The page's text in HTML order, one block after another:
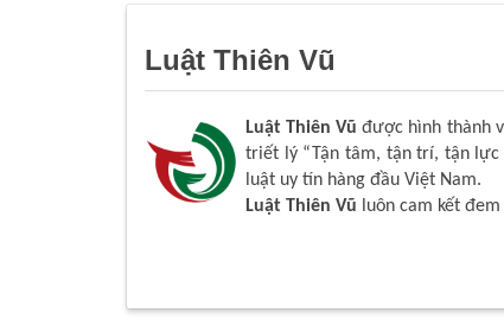
Luật Thiên Vũ
Luật Thiên Vũ được hình thành
triết lý “Tận tâm, tận trí, tận lực
luật uy tín hàng đầu Việt Nam.
Luật Thiên Vũ luôn cam kết